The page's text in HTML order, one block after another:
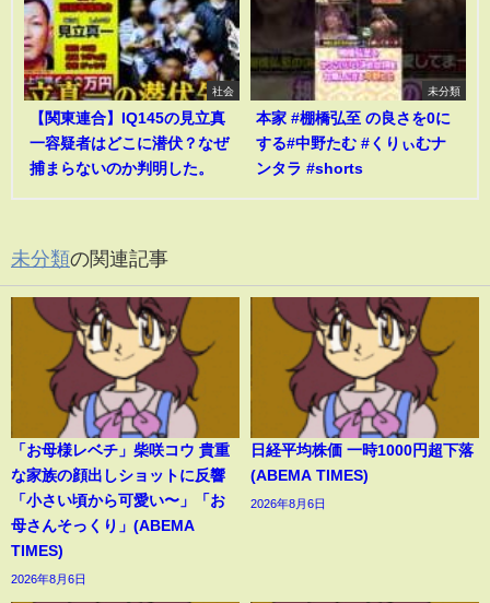
社会
【関東連合】IQ145の見立真
一容疑者はどこに潜伏？なぜ
捕まらないのか判明した。
未分類
本家 #棚橋弘至 の良さを0に
する#中野たむ #くりぃむナ
ンタラ #shorts
未分類の関連記事
「お母様レベチ」柴咲コウ 貴重
な家族の顔出しショットに反響
「小さい頃から可愛い〜」「お
母さんそっくり」(ABEMA
TIMES)
2026年8月6日
日経平均株価 一時1000円超下落
(ABEMA TIMES)
2026年8月6日